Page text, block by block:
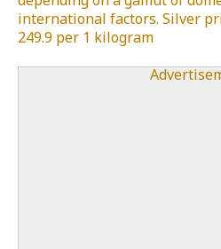
international factors. Silver
249.9 per 1 kilogram